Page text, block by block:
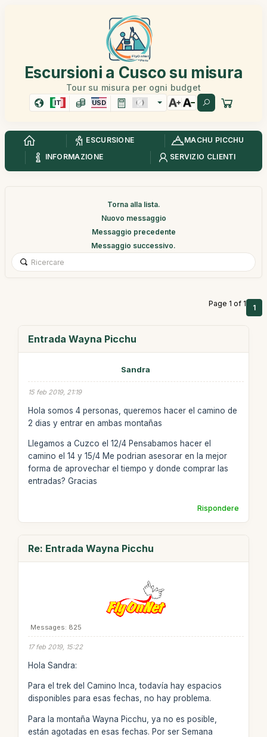
Escursioni a Cusco su misura
Tour su misura per ogni budget
IT USD
ESCURSIONE
MACHU PICCHU
INFORMAZIONE
SERVIZIO CLIENTI
Torna alla lista.
Nuovo messaggio
Messaggio precedente
Messaggio successivo.
Page 1 of 1 1
Entrada Wayna Picchu
Sandra
15 feb 2019, 21:19
Hola somos 4 personas, queremos hacer el camino de
2 dias y entrar en ambas montañas
Llegamos a Cuzco el 12/4 Pensabamos hacer el
camino el 14 y 15/4 Me podrian asesorar en la mejor
forma de aprovechar el tiempo y donde comprar las
entradas? Gracias
Rispondere
Re: Entrada Wayna Picchu
Messages: 825
17 feb 2019, 15:22
Hola Sandra:
Para el trek del Camino Inca, todavía hay espacios
disponibles para esas fechas, no hay problema.
Para la montaña Wayna Picchu, ya no es posible,
están agotadas en esas fechas. Por ser Semana